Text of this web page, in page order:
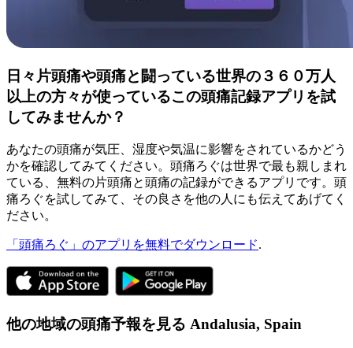
日々片頭痛や頭痛と闘っている世界の３６０万人
以上の方々が使っているこの頭痛記録アプリを試
してみませんか？
あなたの頭痛が気圧、湿度や気温に影響をされているかどう
かを確認してみてください。頭痛ろぐは世界で最も親しまれ
ている、無料の片頭痛と頭痛の記録ができるアプリです。頭
痛ろぐを試してみて、その良さを他の人にも伝えてあげてく
ださい。
「頭痛ろぐ」のアプリを無料でダウンロード.
他の地域の頭痛予報を見る Andalusia, Spain